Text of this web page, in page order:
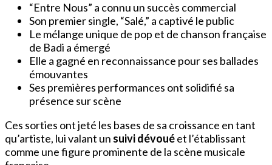
“Entre Nous” a connu un succès commercial
Son premier single, “Salé,” a captivé le public
Le mélange unique de pop et de chanson française
de Badi a émergé
Elle a gagné en reconnaissance pour ses ballades
émouvantes
Ses premières performances ont solidifié sa
présence sur scène
Ces sorties ont jeté les bases de sa croissance en tant
qu’artiste, lui valant un suivi dévouéet l’établissant
comme une figure prominente de la scène musicale